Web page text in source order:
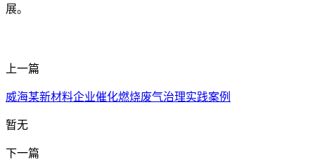
展。
上一篇
威海某新材料企业催化燃烧废气治理实践案例
暂无
下一篇